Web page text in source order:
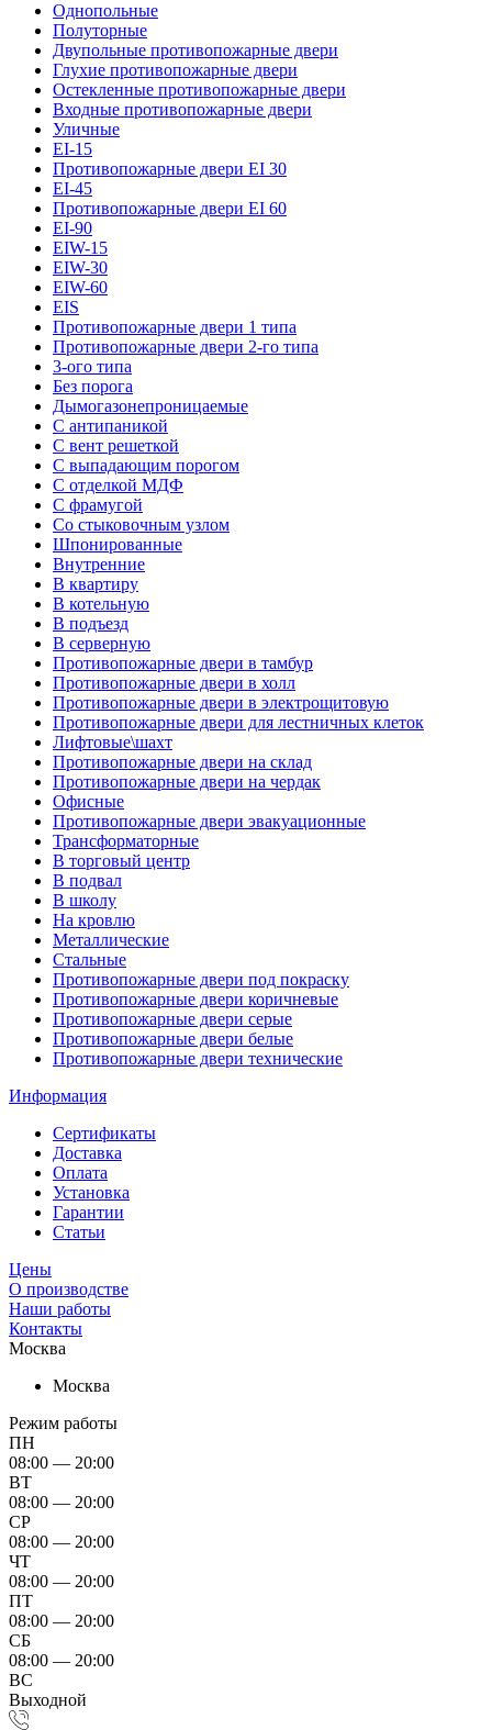
Однопольные
Полуторные
Двупольные противопожарные двери
Глухие противопожарные двери
Остекленные противопожарные двери
Входные противопожарные двери
Уличные
EI-15
Противопожарные двери EI 30
EI-45
Противопожарные двери EI 60
EI-90
EIW-15
EIW-30
EIW-60
EIS
Противопожарные двери 1 типа
Противопожарные двери 2-го типа
3-ого типа
Без порога
Дымогазонепроницаемые
С антипаникой
С вент решеткой
С выпадающим порогом
С отделкой МДФ
С фрамугой
Со стыковочным узлом
Шпонированные
Внутренние
В квартиру
В котельную
В подъезд
В серверную
Противопожарные двери в тамбур
Противопожарные двери в холл
Противопожарные двери в электрощитовую
Противопожарные двери для лестничных клеток
Лифтовые\шахт
Противопожарные двери на склад
Противопожарные двери на чердак
Офисные
Противопожарные двери эвакуационные
Трансформаторные
В торговый центр
В подвал
В школу
На кровлю
Металлические
Стальные
Противопожарные двери под покраску
Противопожарные двери коричневые
Противопожарные двери серые
Противопожарные двери белые
Противопожарные двери технические
Информация
Сертификаты
Доставка
Оплата
Установка
Гарантии
Статьи
Цены
О производстве
Наши работы
Контакты
Москва
Москва
Режим работы
ПН
08:00 — 20:00
ВТ
08:00 — 20:00
СР
08:00 — 20:00
ЧТ
08:00 — 20:00
ПТ
08:00 — 20:00
СБ
08:00 — 20:00
ВС
Выходной